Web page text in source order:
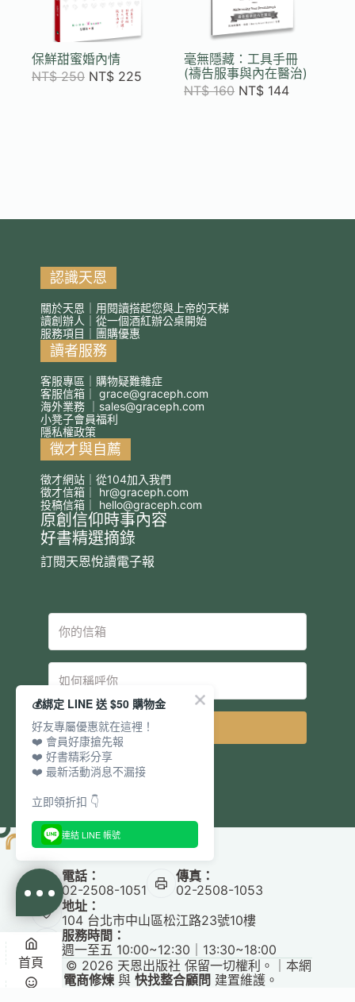
保鮮甜蜜婚內情
NT$250 NT$ 225
毫無隱藏：工具手冊
(禱告服事與內在醫治)
NT$160 NT$ 144
認識天恩
關於天恩｜用閱讀搭起您與上帝的天梯
讀創辦人｜從一個酒紅辦公桌開始
服務項目｜團購優惠
讀者服務
客服專區｜購物疑難雜症
客服信箱｜ grace@graceph.com
海外業務 ｜ sales@graceph.com
小凳子會員福利
隱私權政策
徵才與自薦
徵才網站｜從104加入我們
徵才信箱｜ hr@graceph.com
投稿信箱｜ hello@graceph.com
原創信仰時事內容
好書精選摘錄
訂閱天恩悅讀電子報
電話：
02-2508-1051
傳真：
02-2508-1053
地址：
104 台北市中山區松江路23號10樓
服務時間：
週一至五 10:00~12:30｜13:30~18:00
Copyright © 2026 天恩出版社 保留一切權利。｜本網
站由 電商修煉與快找整合顧問 建置維護。
首頁
💰綁定 LINE 送 $50 購物金
好友專屬優惠就在這裡！
❤️ 會員好康搶先報
❤️ 好書精彩分享
❤️ 最新活動消息不漏接
立即領折扣 👇
連結 LINE 帳號